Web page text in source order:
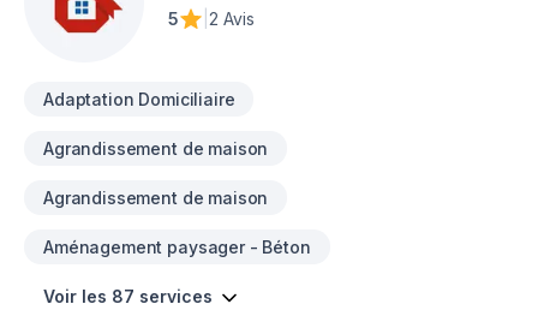
5
2 Avis
Adaptation Domiciliaire
Agrandissement de maison
Agrandissement de maison
Aménagement paysager - Béton
Voir les 87 services